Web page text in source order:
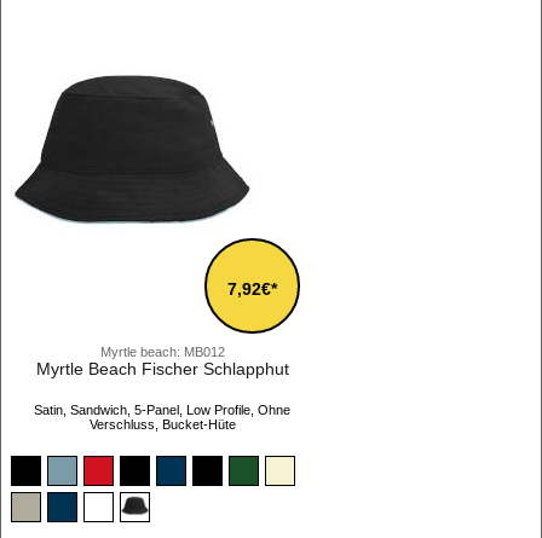
Myrtle beach: MB012
7,92€*
Myrtle Beach Fischer Schlapphut
Satin, Sandwich, 5-Panel, Low Profile, Ohne
Verschluss, Bucket-Hüte